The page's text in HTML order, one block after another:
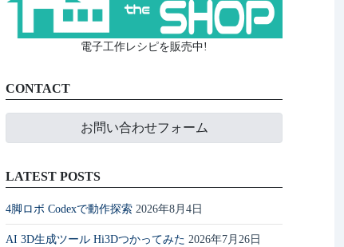
電子工作レシピを販売中!
CONTACT
お問い合わせフォーム
LATEST POSTS
4脚ロボ Codexで動作探索 2026年8月4日
AI 3D生成ツール Hi3Dつかってみた 2026年7月26日